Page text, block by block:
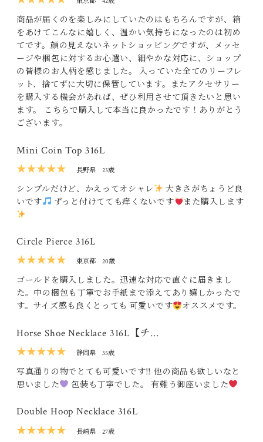
商品が届くのを楽しみにしていたのはもちろんですが、箱
をあけてこんなに嬉しく、温かい気持ちになったのは初め
てです。顔の見えないネットショッピングですが、メッセ
ージや梱包に対するお心遣い、細やかな対応に、ショップ
の皆様のお人柄を感じました。 入っていた全てのリーフレ
ット、捨てずに大切に保管しています。またアクセサリー
を購入する機会があれば、ぜひ利用させて頂きたいと思い
ます。 こちらで購入して本当に良かったです！ありがとう
ございます。
Mini Coin Top 316L
★★★★★
長野県 23歳
シンプルだけど、かえってオシャレ
大きさがちょうど良
いです
ずっと付けてても痒くないです また購入します
Circle Pierce 316L
★★★★★
東京都 20歳
ゴールドを購入しました。迅速な対応で直ぐに届きまし
た。中の梱包も丁寧でお手紙まで添えてあり嬉しかったで
す。サイズ感も良くとっても 可愛いです
オススメです。
Horse Shoe Necklace 316L【チ…
★★★★★
静岡県 35歳
写真通りの物でとても可愛いです‼ 他の商品も欲しいなと
思いました
包装も丁寧でした。 有難う御座いました
Double Hoop Necklace 316L
★★★★★
長崎県 27歳